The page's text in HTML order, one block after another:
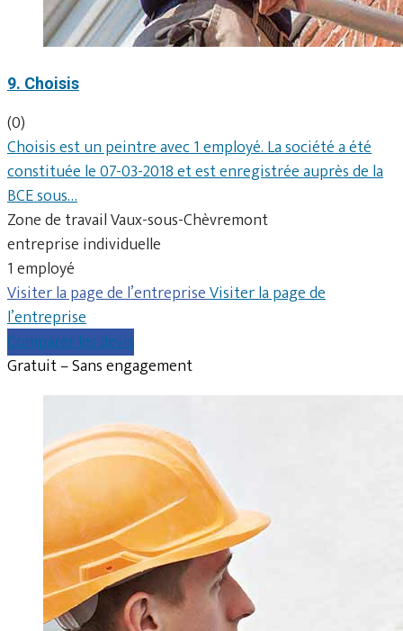
9. Choisis
(0)
Choisis est un peintre avec 1 employé. La société a été
constituée le 07-03-2018 et est enregistrée auprès de la
BCE sous…
Zone de travail Vaux-sous-Chèvremont
entreprise individuelle
1 employé
Visiter la page de l’entrepriseVisiter la page de
l’entreprise
Comparer les devis
Gratuit – Sans engagement